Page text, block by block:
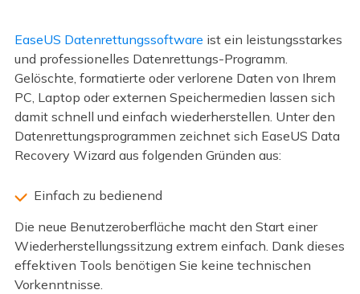
EaseUS Datenrettungssoftware ist ein leistungsstarkes
und professionelles Datenrettungs-Programm.
Gelöschte, formatierte oder verlorene Daten von Ihrem
PC, Laptop oder externen Speichermedien lassen sich
damit schnell und einfach wiederherstellen. Unter den
Datenrettungsprogrammen zeichnet sich EaseUS Data
Recovery Wizard aus folgenden Gründen aus:
Einfach zu bedienend
Die neue Benutzeroberfläche macht den Start einer
Wiederherstellungssitzung extrem einfach. Dank dieses
effektiven Tools benötigen Sie keine technischen
Vorkenntnisse.